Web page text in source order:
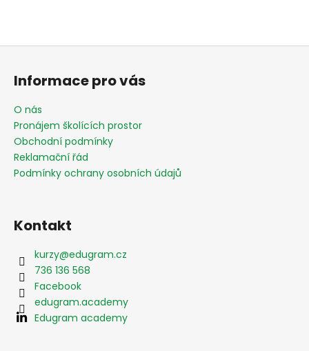
Z
Informace pro vás
O nás
Pronájem školících prostor
Obchodní podmínky
Reklamační řád
Podmínky ochrany osobních údajů
Kontakt
kurzy@edugram.cz
736 136 568
Facebook
edugram.academy
Edugram academy